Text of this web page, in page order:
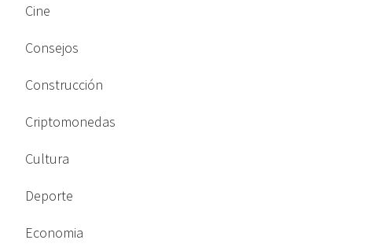
Cine
Consejos
Construcción
Criptomonedas
Cultura
Deporte
Economia